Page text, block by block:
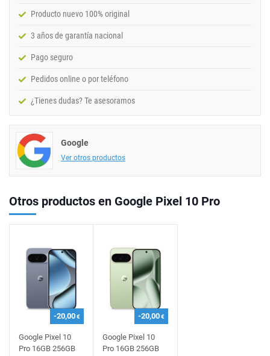
Producto nuevo 100% original
3 años de garantía nacional
Pago seguro
Pedidos online o por teléfono
¿Tienes dudas? Te asesoramos
Google
Ver otros productos
Otros productos en Google Pixel 10 Pro
-20,00€
Google Pixel 10
Pro 16GB 256GB
-20,00€
Google Pixel 10
Pro 16GB 256GB